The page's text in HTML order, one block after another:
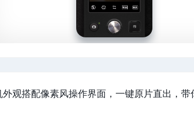
观搭配像素风操作界面，一键原片直出，带